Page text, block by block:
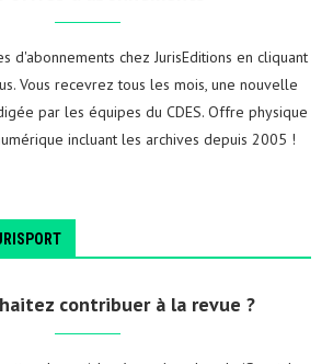
d'abonnements chez JurisEditions en cliquant
Vous recevrez tous les mois, une nouvelle
par les équipes du CDES. Offre physique
incluant les archives depuis 2005 !
contribuer à la revue ?